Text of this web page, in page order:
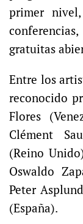
primer
gratuitas
Entre los
reconocido
Flores
Clément
(Reino
Oswaldo
Peter
(España).